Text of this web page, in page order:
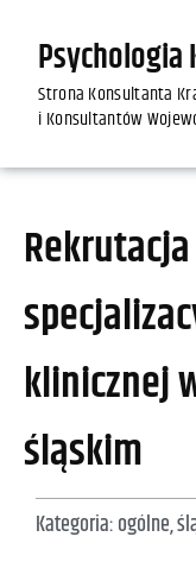
Psychologia
Strona Konsultanta
i Konsultantów
klinicznej
śląskim
Kategoria:ogólne,